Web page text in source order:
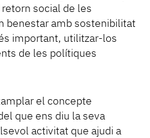
social de les
benestar amb sostenibilitat
important, utilitzar-los
de les polítiques
el concepte
que ens diu la seva
activitat que ajudi a